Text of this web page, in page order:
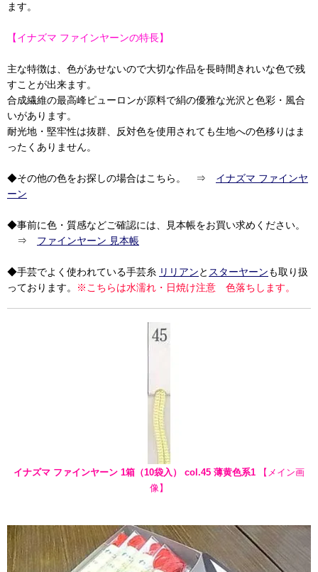
ます。
【イナズマ ファインヤーンの特長】
主な特徴は、色があせないので大切な作品を長時間きれいな色で残
すことが出来ます。
合成繊維の最高峰ピューロンが原料で絹の優雅な光沢と色彩・風合
いがあります。
耐光地・堅牢性は抜群、反対色を使用されても生地への色移りはま
ったくありません。
◆その他の色をお探しの場合はこちら。 ⇒ イナズマ ファインヤ
ーン
◆事前に色・質感などご確認には、見本帳をお買い求めください。
⇒ ファインヤーン 見本帳
◆手芸でよく使われている手芸糸 リリアンと スターヤーンも取り扱
っております。
※こちらは水濡れ・日焼け注意 色落ちします。
イナズマ ファインヤーン 1箱（10袋入） col.45 薄黄色系1 【メイン画
像】